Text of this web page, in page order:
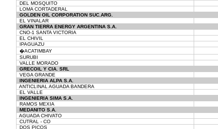
DEL MOSQUITO
LOMA CORTADERAL
GOLDEN OIL CORPORATION SUC.ARG.
EL VINALAR
GRAN TIERRA ENERGY ARGENTINA S.A.
CNO-1 SANTA VICTORIA
EL CHIVIL
IPAGUAZU
�ACATIMBAY
SURUBI
VALLE MORADO
GRECOIL Y CIA. SRL
VEGA GRANDE
INGENIERIA ALPA S.A.
ANTICLINAL AGUADA BANDERA
EL VALLE
INGENIERIA SIMA S.A.
RAMOS MEXIA
MEDANITO S.A.
AGUADA CHIVATO
CUTRAL - CO
DOS PICOS